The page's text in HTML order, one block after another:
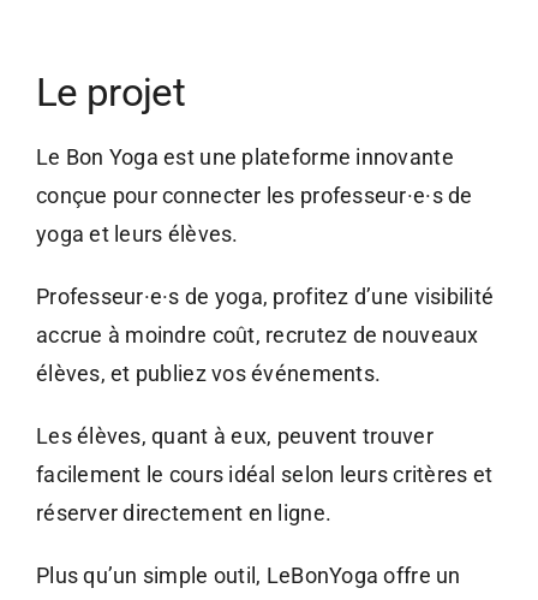
Le projet
Le Bon Yoga est une plateforme innovante
conçue pour connecter les professeur·e·s de
yoga et leurs élèves.
Professeur·e·s de yoga, profitez d’une visibilité
accrue à moindre coût, recrutez de nouveaux
élèves, et publiez vos événements.
Les élèves, quant à eux, peuvent trouver
facilement le cours idéal selon leurs critères et
réserver directement en ligne.
Plus qu’un simple outil, LeBonYoga offre un